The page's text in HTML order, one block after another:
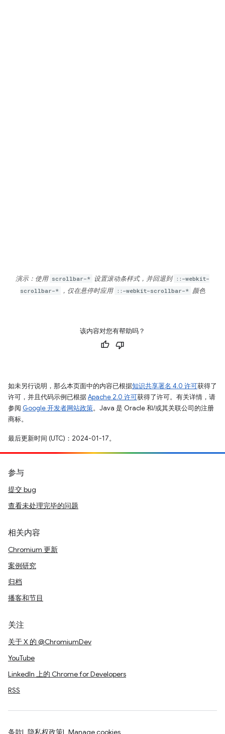
演示：使用 scrollbar-* 设置滚动条样式，并回退到 ::-webkit-
scrollbar-*
，仅在悬停时应用 ::-webkit-scrollbar-* 颜色
该内容对您有帮助吗？
如未另行说明，那么本页面中的内容已根据知识共享署名 4.0 许可获得了
许可，并且代码示例已根据Apache 2.0 许可获得了许可。有关详情，请
参阅 Google 开发者网站政策。Java 是 Oracle 和/或其关联公司的注册
商标。
最后更新时间 (UTC)：2024-01-17。
参与
提交 bug
查看未处理完毕的问题
相关内容
Chromium 更新
案例研究
归档
播客和节目
关注
关于 X 的 @ChromiumDev
YouTube
LinkedIn 上的 Chrome for Developers
RSS
条款 隐私权政策 Manage cookies